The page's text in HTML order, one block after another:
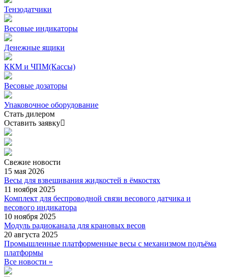
Тензодатчики
Весовые индикаторы
Денежные ящики
ККМ и ЧПМ(Кассы)
Весовые дозаторы
Упаковочное оборудование
Стать дилером
Оставить заявку
Свежие новости
15 мая 2026
Весы для взвешивания жидкостей в ёмкостях
11 ноября 2025
Комплект для беспроводной связи весового датчика и
весового индикатора
10 ноября 2025
Модуль радиоканала для крановых весов
20 августа 2025
Промышленные платформенные весы с механизмом подъёма
платформы
Все новости »